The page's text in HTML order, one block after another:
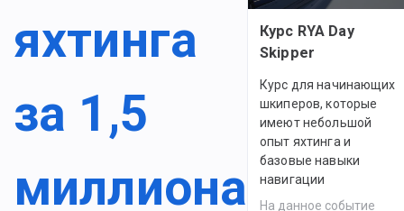
яхтинга
за 1,5
миллиона
Курс RYA Day
Skipper
Курс для начинающих
шкиперов, которые
имеют небольшой
опыт яхтинга и
базовые навыки
навигации
На данное событие